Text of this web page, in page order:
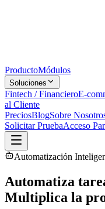
ProductoMódulos
Soluciones
Fintech / FinancieroE-
al Cliente
PreciosBlogSobre
Solicitar PruebaAcceso
Automatización
Automatiza
Multiplica la